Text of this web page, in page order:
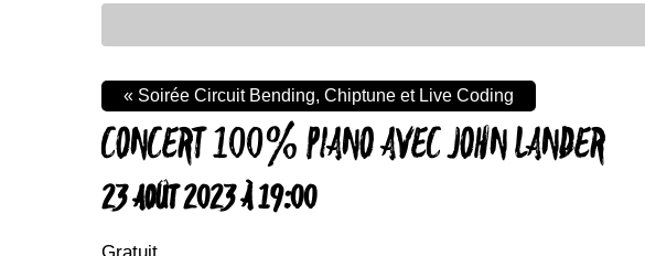
CONCERT 100% PIANO AVEC JOHN LANDER
23 AOÛT 2023 À 19:00
« Soirée Circuit Bending, Chiptune et Live Coding